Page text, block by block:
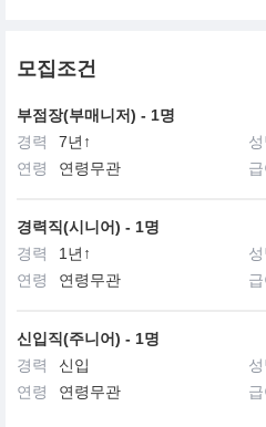
모집조건
부점장(부매니저) - 1명
경력
7년↑
연령
연령무관
경력직(시니어) - 1명
경력
1년↑
연령
연령무관
신입직(주니어) - 1명
경력
신입
연령
연령무관